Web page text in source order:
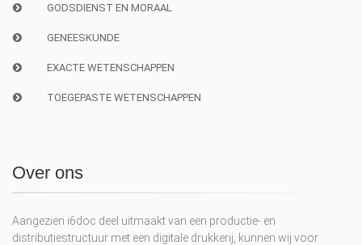
GODSDIENST EN MORAAL
GENEESKUNDE
EXACTE WETENSCHAPPEN
TOEGEPASTE WETENSCHAPPEN
Over ons
Aangezien i6doc deel uitmaakt van een productie- en
distributiestructuur met een digitale drukkerij, kunnen wij voor